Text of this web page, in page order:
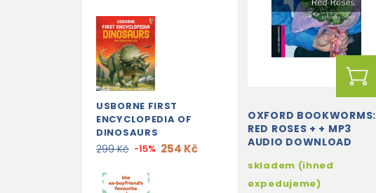
USBORNE FIRST
ENCYCLOPEDIA OF
DINOSAURS
299 Kč -15% 254 Kč
OXFORD BOOKWORMS:
RED ROSES + + MP3
AUDIO DOWNLOAD
skladem (ihned
expedujeme)